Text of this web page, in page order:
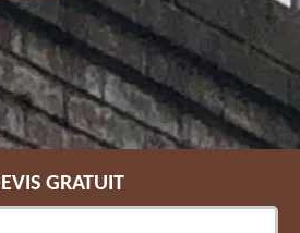
GRATUIT